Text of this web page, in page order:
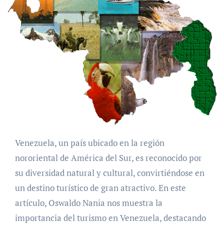
Venezuela, un país ubicado en la región
nororiental de América del Sur, es reconocido por
su diversidad natural y cultural, convirtiéndose en
un destino turístico de gran atractivo. En este
artículo, Oswaldo Nania nos muestra la
importancia del turismo en Venezuela, destacando